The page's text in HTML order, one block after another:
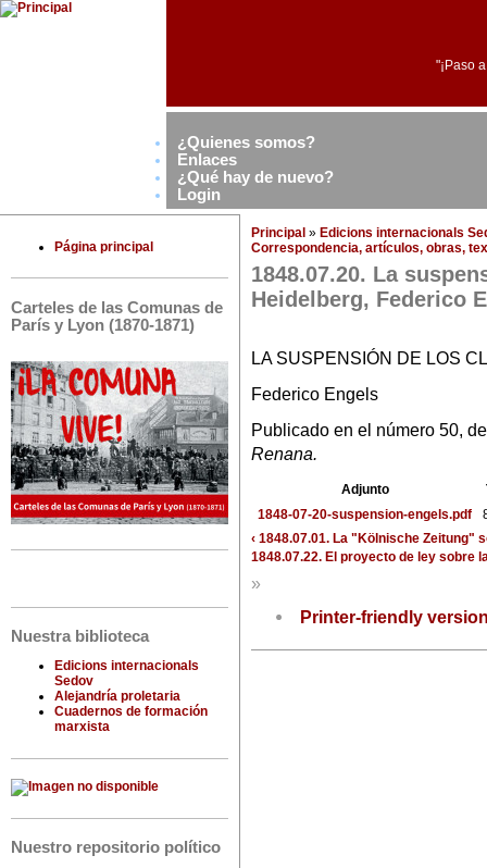
"¡Paso
¿Quienes somos?
Enlaces
¿Qué hay de nuevo?
Login
Página principal
Carteles de las Comunas de
París y Lyon (1870-1871)
Nuestra biblioteca
Edicions internacionals
Sedov
Alejandría proletaria
Cuadernos de formación
marxista
Nuestro repositorio político
Principal » Edicions internacionals
Correspondencia, artículos, obras,
1848.07.20. La
Heidelberg, Federico
LA SUSPENSIÓN DE LOS
Federico Engels
Publicado en el número 50,
Renana.
Adjunto
1848-07-20-suspension-engels.pdf
‹ 1848.07.01. La "Kölnische Zeitung"
1848.07.22. El proyecto de ley sobre
»
Printer-friendly